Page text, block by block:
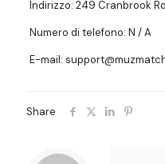
Indirizzo: 249 Cranbrook
Numero di telefono: N / A
E-mail:
Share